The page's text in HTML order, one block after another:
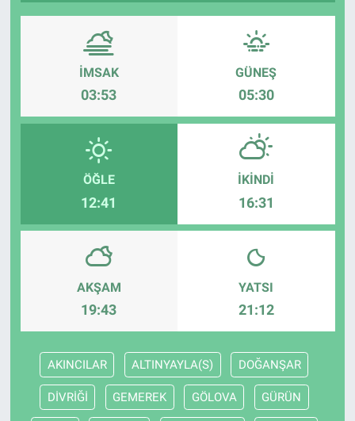
İMSAK
03:53
GÜNEŞ
05:30
ÖĞLE
12:41
İKINDI
16:31
AKŞAM
19:43
YATSI
21:12
AKINCILAR ALTINYAYLA(S) DOĞANŞAR
DİVRİĞİ GEMEREK GÖLOVA GÜRÜN
Ekonomi
Dünya
Teknoloji
Magazin
Siyaset
Yaşam
Nöbetçi Eczaneler